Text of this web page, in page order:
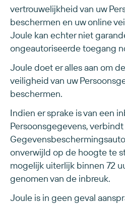
vertrouwelijkheid van uw
beschermen en uw online
Joule kan echter niet
ongeautoriseerde toegang
Joule doet er alles aan om
veiligheid van uw
beschermen.
Indien er sprake is van een
Persoonsgegevens,
onverwijld op de hoogte te
mogelijk uiterlijk binnen 72
genomen van de inbreuk.
Joule is in geen geval